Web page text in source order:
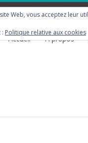
Accueil À propos
Web, vous acceptez leur
Politique relative aux cookies